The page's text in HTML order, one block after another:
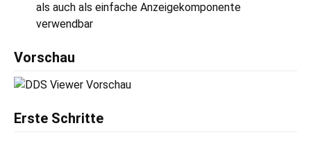
als auch als einfache Anzeigekomponente
verwendbar
Vorschau
Erste Schritte